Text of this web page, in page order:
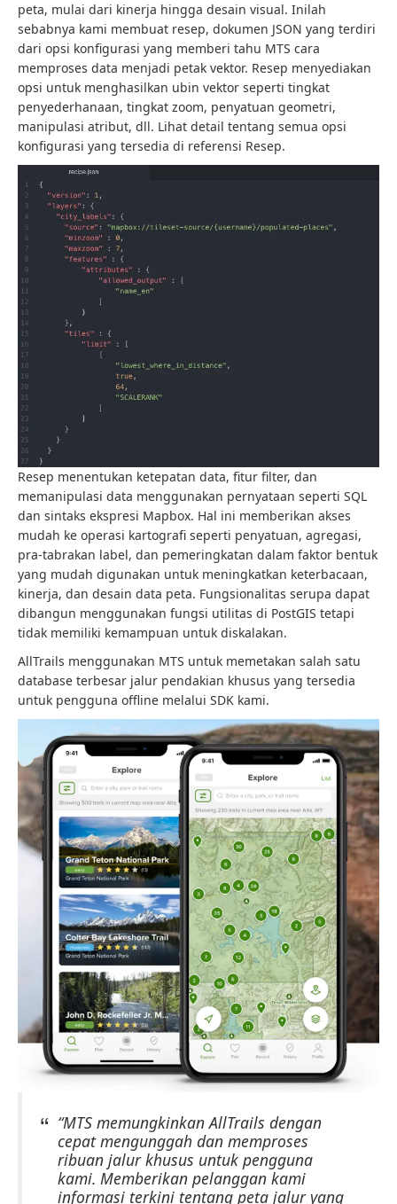
peta, mulai dari kinerja hingga desain visual. Inilah
sebabnya kami membuat resep, dokumen JSON yang terdiri
dari opsi konfigurasi yang memberi tahu MTS cara
memproses data menjadi petak vektor. Resep menyediakan
opsi untuk menghasilkan ubin vektor seperti tingkat
penyederhanaan, tingkat zoom, penyatuan geometri,
manipulasi atribut, dll. Lihat detail tentang semua opsi
konfigurasi yang tersedia di referensi Resep.
Resep menentukan ketepatan data, fitur filter, dan
memanipulasi data menggunakan pernyataan seperti SQL
dan sintaks ekspresi Mapbox. Hal ini memberikan akses
mudah ke operasi kartografi seperti penyatuan, agregasi,
pra-tabrakan label, dan pemeringkatan dalam faktor bentuk
yang mudah digunakan untuk meningkatkan keterbacaan,
kinerja, dan desain data peta. Fungsionalitas serupa dapat
dibangun menggunakan fungsi utilitas di PostGIS tetapi
tidak memiliki kemampuan untuk diskalakan.
AllTrails menggunakan MTS untuk memetakan salah satu
database terbesar jalur pendakian khusus yang tersedia
untuk pengguna offline melalui SDK kami.
“MTS memungkinkan AllTrails dengan
cepat mengunggah dan memproses
ribuan jalur khusus untuk pengguna
kami. Memberikan pelanggan kami
informasi terkini tentang peta jalur yang